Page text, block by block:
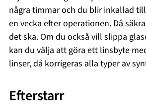
några timmar och du blir inkallad
en vecka efter operationen. Då
det ska. Om du också vill slippa
kan du välja att göra ett linsbyte
linser, då korrigeras alla typer av
Efterstarr